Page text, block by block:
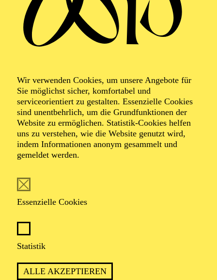
Wir verwenden Cookies, um unsere Angebote für
Sie möglichst sicher, komfortabel und
serviceorientiert zu gestalten. Essenzielle Cookies
sind unentbehrlich, um die Grundfunktionen der
Website zu ermöglichen. Statistik-Cookies helfen
uns zu verstehen, wie die Website genutzt wird,
indem Informationen anonym gesammelt und
gemeldet werden.
Essenzielle Cookies
Statistik
ALLE AKZEPTIEREN
Renaud & Gautier
Capuçon
Brahms
Werke von Hector Berlioz, Johannes Brahms